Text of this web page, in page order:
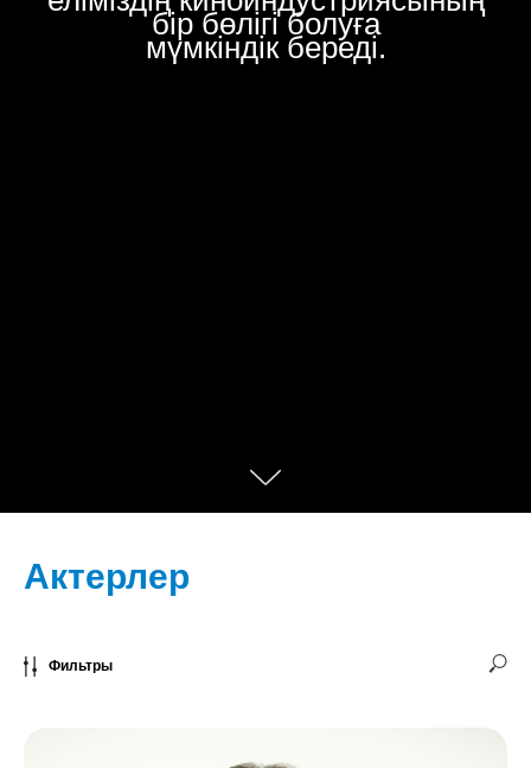
бір бөлігі болуға
мүмкіндік береді.
Актерлер
Фильтры